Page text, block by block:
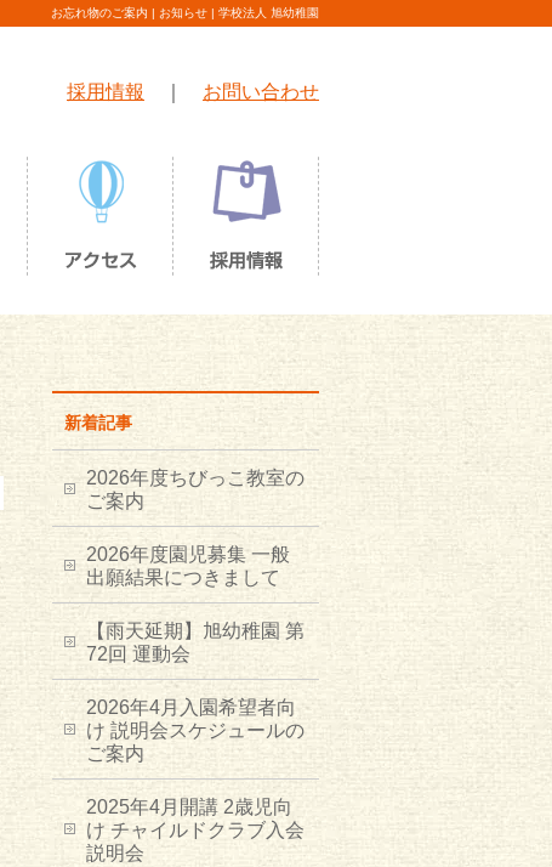
お忘れ物のご案内 | お知らせ | 学校法人 旭幼稚園
採用情報 お問い合わせ
新着記事
2026年度ちびっこ教室の
ご案内
2026年度園児募集 一般
出願結果につきまして
【雨天延期】旭幼稚園 第
72回 運動会
2026年4月入園希望者向
け 説明会スケジュールの
ご案内
2025年4月開講 2歳児向
け チャイルドクラブ入会
説明会